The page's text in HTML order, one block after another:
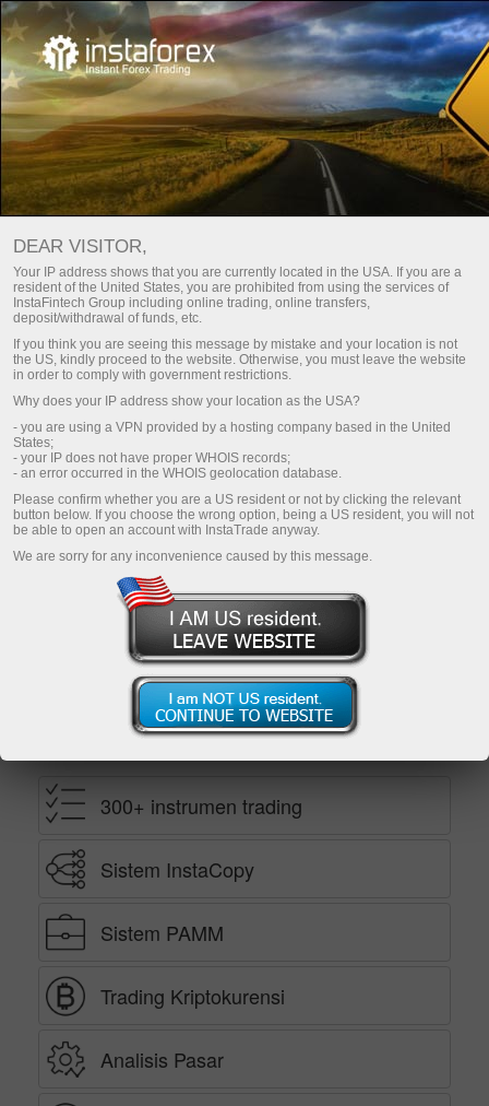
Utama About Us Mengapa Memilih Kami
Mengapa Memilih Kami?
InstaTrade telah beroperasi dalam industri Trade sejak 2007
dan untuk periode ini telah berhasil berdiri sendiri secara
kokoh, mencapai urutan puncak di industri dan
memperkenalkan solusi IT inovatif.
Insta Service Ltd didaftarkan dengan FSC Saint Vincent
Nomor Lisensi: IBC22945
Buka demo account
Ekaterina Stikhina
Direktur InstaTrade TV*
Kenapa Memilih Kami
300+ instrumen trading
Sistem InstaCopy
Sistem PAMM
Trading Kriptokurensi
Analisis Pasar
DEAR VISITOR,
Your IP address shows that you are currently located in the USA. If you are a
resident of the United States, you are prohibited from using the services of
InstaFintech Group including online trading, online transfers,
deposit/withdrawal of funds, etc.
If you think you are seeing this message by mistake and your location is not
the US, kindly proceed to the website. Otherwise, you must leave the website
in order to comply with government restrictions.
Why does your IP address show your location as the USA?
- you are using a VPN provided by a hosting company based in the United
States;
- your IP does not have proper WHOIS records;
- an error occurred in the WHOIS geolocation database.
Please confirm whether you are a US resident or not by clicking the relevant
button below. If you choose the wrong option, being a US resident, you will not
be able to open an account with InstaTrade anyway.
We are sorry for any inconvenience caused by this message.